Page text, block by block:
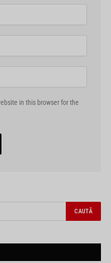
in this browser for the